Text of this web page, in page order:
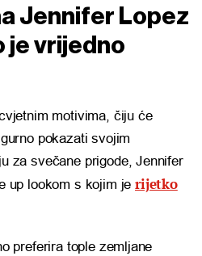
Jennifer Lopez
je vrijedno
motivima, čiju će
pokazati svojim
za svečane prigode, Jennifer
up lookom s kojim jerijetko
preferira tople zemljane